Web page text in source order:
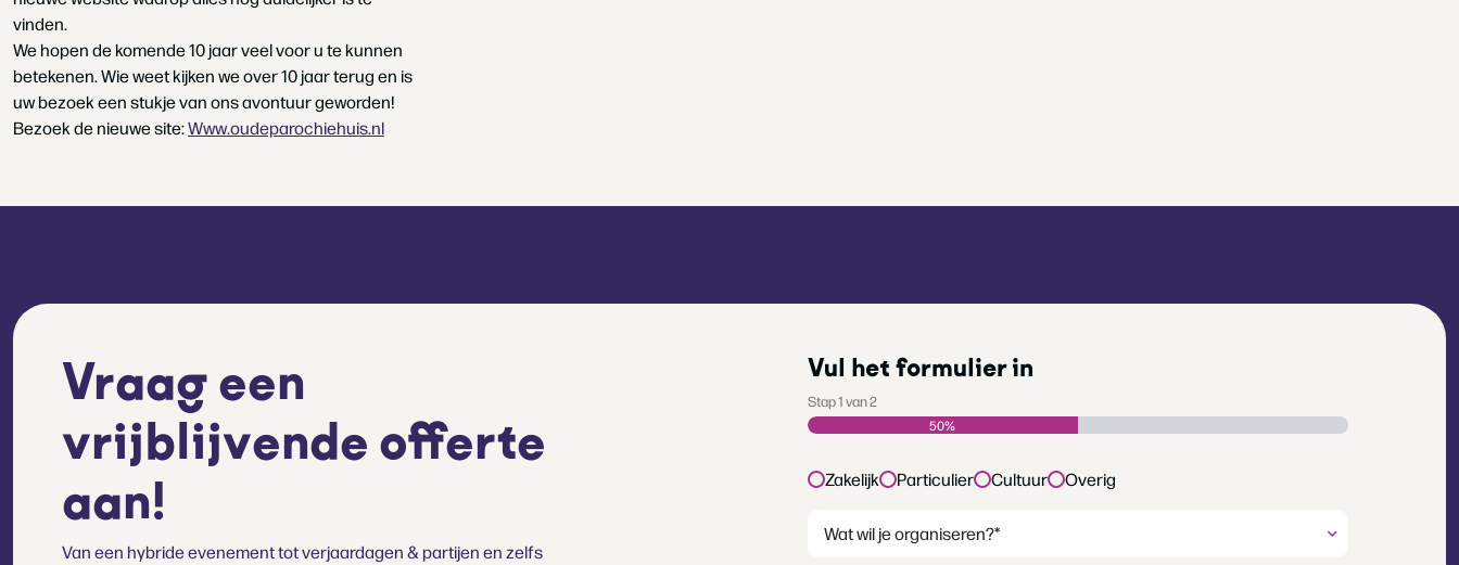
vinden.
We hopen de komende 10 jaar veel voor u te kunnen
betekenen. Wie weet kijken we over 10 jaar terug en is
uw bezoek een stukje van ons avontuur geworden!
Bezoek de nieuwe site:Www.oudeparochiehuis.nl
Vraag een
vrijblijvende offerte
aan!
Van een hybride evenement tot verjaardagen & partijen en zelfs
Vul het formulier in
Stap1van2
50%
TypeZakelijk Particulier Cultuur Overig